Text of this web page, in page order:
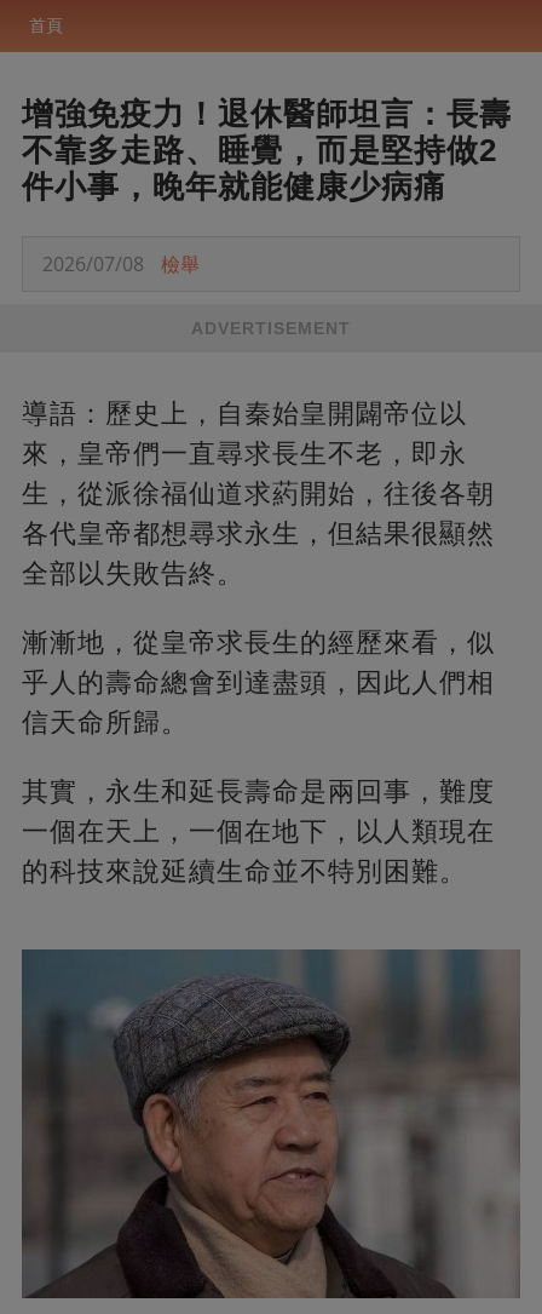
首頁
增強免疫力！退休醫師坦言：長壽
不靠多走路、睡覺，而是堅持做2
件小事，晚年就能健康少病痛
2026/07/08 檢舉
ADVERTISEMENT
導語：歷史上，自秦始皇開闢帝位以
來，皇帝們一直尋求長生不老，即永
生，從派徐福仙道求葯開始，往後各朝
各代皇帝都想尋求永生，但結果很顯然
全部以失敗告終。
漸漸地，從皇帝求長生的經歷來看，似
乎人的壽命總會到達盡頭，因此人們相
信天命所歸。
其實，永生和延長壽命是兩回事，難度
一個在天上，一個在地下，以人類現在
的科技來說延續生命並不特別困難。